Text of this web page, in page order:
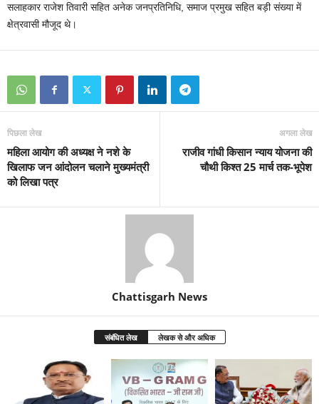
सलाहकार राजेश तिवारी सहित अनेक जनप्रतिनिधि, समाज प्रमुख सहित बड़ी संख्या में
क्षेत्रवासी मौजूद थे।
पिछला लेख
महिला आयोग की अध्यक्ष ने नशे के
खिलाफ जन आंदोलन चलाने मुख्यमंत्री
को लिखा पत्र
अगला लेख
राजीव गांधी किसान न्याय योजना की
चौथी किश्त 25 मार्च तक-भूपेश
Chattisgarh News
संबंधित लेख लेखक से और अधिक